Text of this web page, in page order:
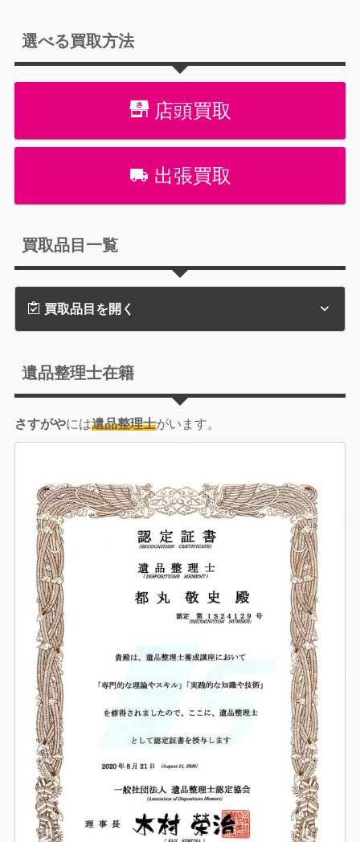
選べる買取方法
店頭買取
出張買取
買取品目一覧
買取品目を開く
遺品整理士在籍
さすがやには遺品整理士がいます。